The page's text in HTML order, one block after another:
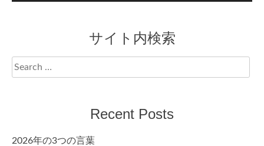
サイト内検索
Search
for:
Recent Posts
2026年の3つの言葉